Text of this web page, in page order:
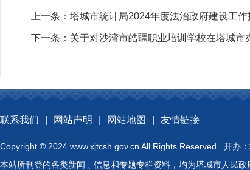
上一条： 塔城市统计局2024年度法治政府建设工作
下一条： 关于对沙湾市皓疆职业培训学校在塔城市
联系我们 网站声明 网站地图 友情链接
Copyright © 2024 www.xjtcsh.gov.cn All Rights Reserved 开办
本站所刊登的各类新闻﹑信息和专题专栏资料，均为塔城市人民政